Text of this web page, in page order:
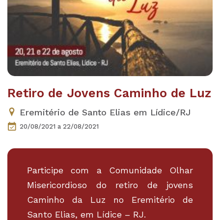
Retiro de Jovens Caminho de Luz
Eremitério de Santo Elias em Lídice/RJ
20/08/2021 a 22/08/2021
Participe com a Comunidade Olhar
Misericordioso do retiro de jovens
Caminho da Luz no Eremitério de
Santo Elias, em Lídice – RJ.